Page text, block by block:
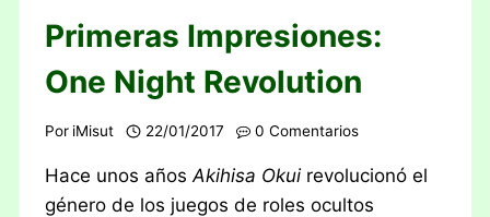
Primeras Impresiones:
One Night Revolution
Por iMisut 22/01/2017 0 Comentarios
Hace unos años Akihisa Okuirevolucionó el
género de los juegos de roles ocultos